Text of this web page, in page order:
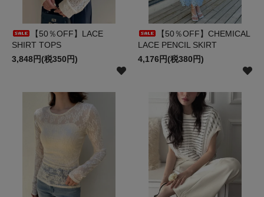
【50％OFF】LACE
SHIRT TOPS
3,848円(税350円)
【50％OFF】CHEMICAL
LACE PENCIL SKIRT
4,176円(税380円)